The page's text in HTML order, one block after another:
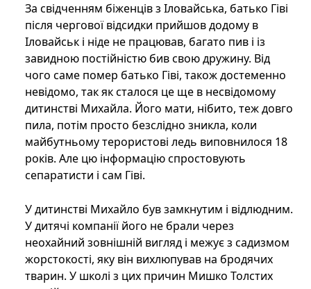
За свідченням біженців з Іловайська, батько Гіві
після чергової відсидки прийшов додому в
Іловайськ і ніде не працював, багато пив і із
завидною постійністю бив свою дружину. Від
чого саме помер батько Гіві, також достеменно
невідомо, так як сталося це ще в несвідомому
дитинстві Михайла. Його мати, нібито, теж довго
пила, потім просто безслідно зникла, коли
майбутньому терористові ледь виповнилося 18
років. Але цю інформацію спростовують
сепаратисти і сам Гіві.
У дитинстві Михайло був замкнутим і відлюдним.
У дитячі компанії його не брали через
неохайний зовнішній вигляд і межує з садизмом
жорстокості, яку він вихлюпував на бродячих
тварин. У школі з цих причин Мишко Толстих